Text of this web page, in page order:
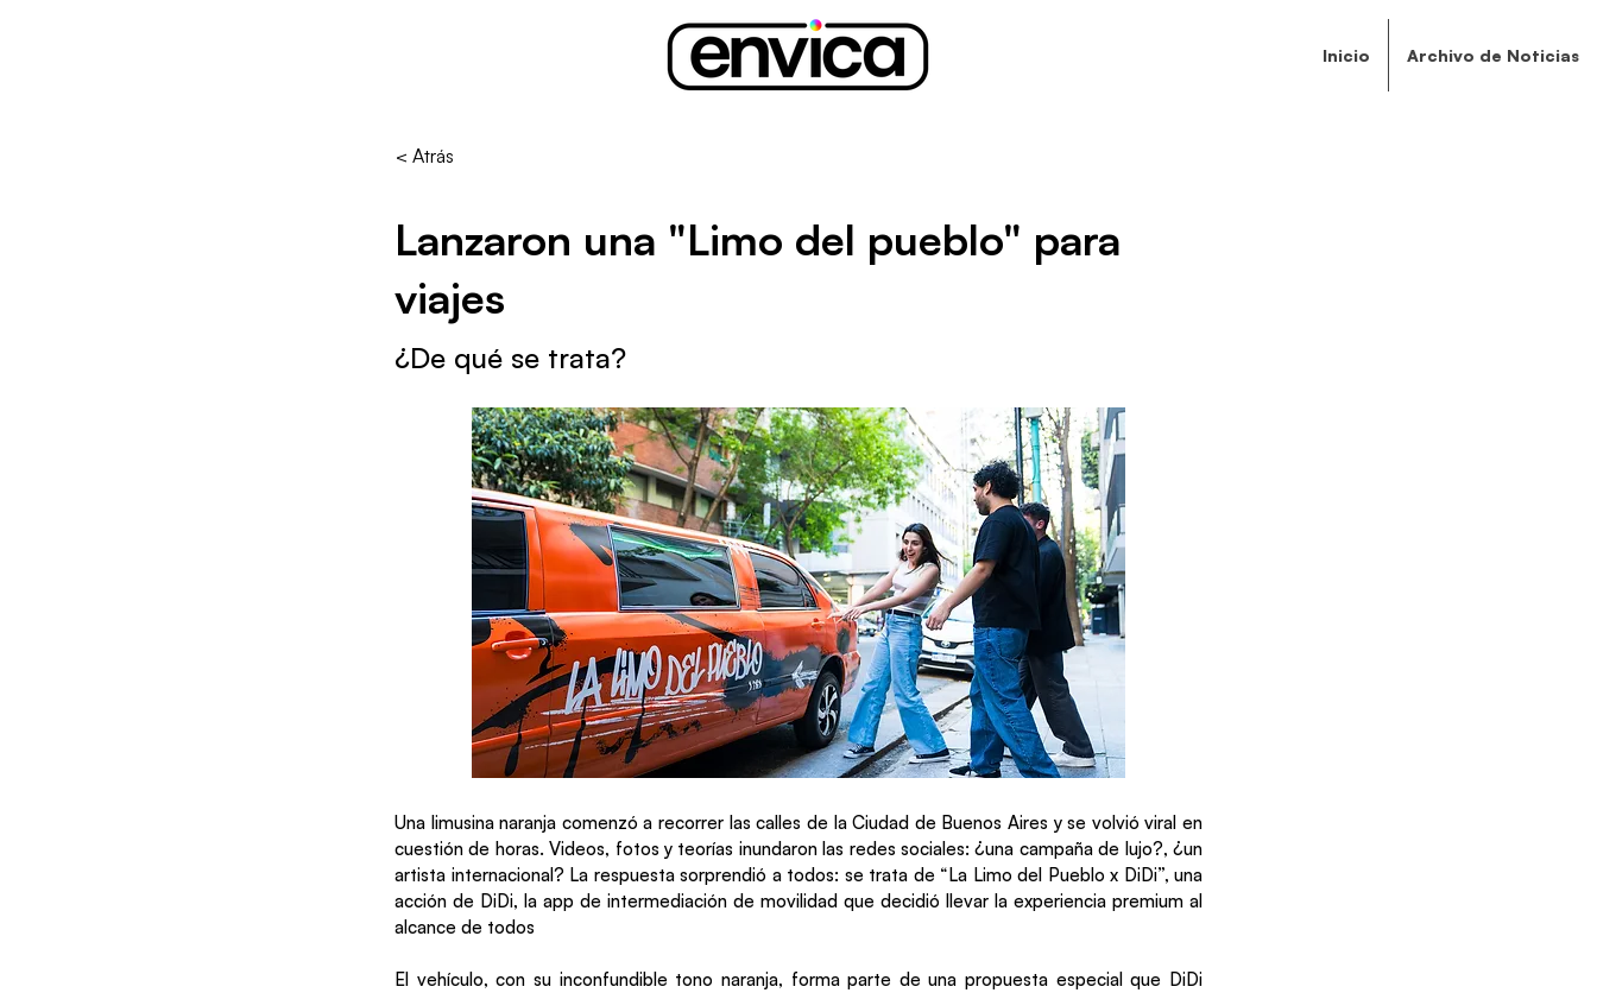
Inicio Archivo de Noticias
< Atrás
Lanzaron una "Limo del pueblo" para
viajes
¿De qué se trata?
Una limusina naranja comenzó a recorrer las calles de la Ciudad de Buenos Aires y se volvió viral en
cuestión de horas. Videos, fotos y teorías inundaron las redes sociales: ¿una campaña de lujo?, ¿un
artista internacional? La respuesta sorprendió a todos: se trata de “La Limo del Pueblo x DiDi”, una
acción de DiDi, la app de intermediación de movilidad que decidió llevar la experiencia premium al
alcance de todos
El vehículo, con su inconfundible tono naranja, forma parte de una propuesta especial que DiDi